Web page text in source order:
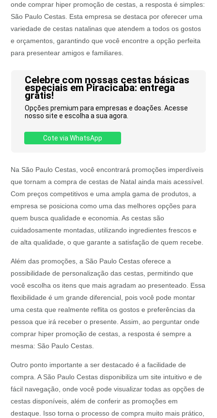
onde comprar hiper promoção de cestas, a resposta é simples:
São Paulo Cestas. Esta empresa se destaca por oferecer uma
variedade de cestas natalinas que atendem a todos os gostos
e orçamentos, garantindo que você encontre a opção perfeita
para presentear amigos e familiares.
Celebre com nossas cestas básicas
especiais em Piracicaba: entrega
grátis!
Opções premium para empresas e doações. Acesse
nosso site e escolha a sua agora.
Cote via WhatsApp
Na São Paulo Cestas, você encontrará promoções imperdíveis
que tornam a compra de cestas de Natal ainda mais acessível.
Com preços competitivos e uma ampla gama de produtos, a
empresa se posiciona como uma das melhores opções para
quem busca qualidade e economia. As cestas são
cuidadosamente montadas, utilizando ingredientes frescos e
de alta qualidade, o que garante a satisfação de quem recebe.
Além das promoções, a São Paulo Cestas oferece a
possibilidade de personalização das cestas, permitindo que
você escolha os itens que mais agradam ao presenteado. Essa
flexibilidade é um grande diferencial, pois você pode montar
uma cesta que realmente reflita os gostos e preferências da
pessoa que irá receber o presente. Assim, ao perguntar onde
comprar hiper promoção de cestas, a resposta é sempre a
mesma: São Paulo Cestas.
Outro ponto importante a ser destacado é a facilidade de
compra. A São Paulo Cestas disponibiliza um site intuitivo e de
fácil navegação, onde você pode visualizar todas as opções de
cestas disponíveis, além de conferir as promoções em
destaque. Isso torna o processo de compra muito mais prático,